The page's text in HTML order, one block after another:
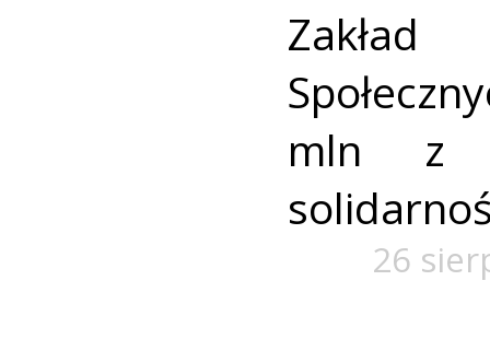
mln z
26